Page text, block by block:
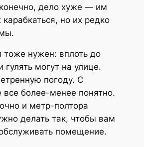
дело хуже — им
но их редко
тоже нужен: вплоть до
гулять могут на улице.
погоду. С
все более-менее понятно.
и метр-полтора
делать так, чтобы вам
помещение.